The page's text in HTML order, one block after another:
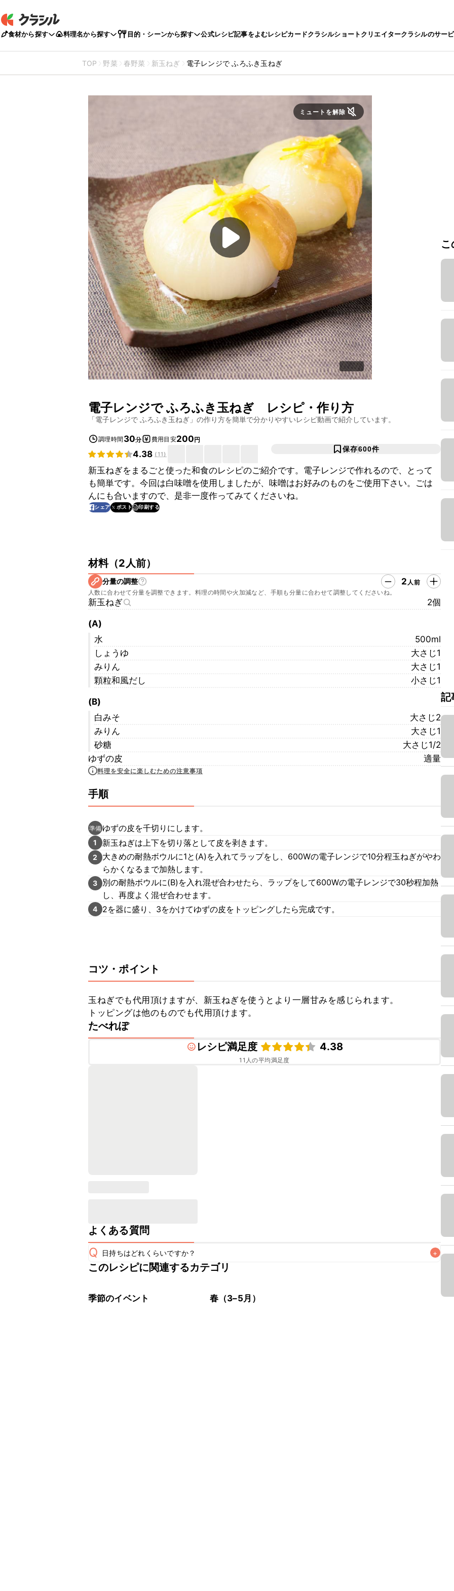
食材から探す 料理名から探す 目的・シーンから探す 公式レシピ記事をよむレシピカードクラシルショートクリエイタークラシルのサー
TOP 野菜 春野菜 新玉ねぎ 電子レンジで ふろふき玉ねぎ
ミュートを解除
電子レンジで ふろふき玉ねぎ レシピ・作り方
「電子レンジで ふろふき玉ねぎ 」の作り方を簡単で分かりやすいレシピ動画で紹介しています。
調理時間 30分 費用目安200円
4.38 (11)
保存600件
新玉ねぎをまるごと使った和食のレシピのご紹介です。電子レンジで作れるので、とって
も簡単です。今回は白味噌を使用しましたが、味噌はお好みのものをご使用下さい。ごは
んにも合いますので、是非一度作ってみてくださいね。
シェア ポスト 印刷する
材料（2人前）
分量の調整 2 人前
人数に合わせて分量を調整できます。料理の時間や火加減など、手順も分量に合わせて調整してくださいね。
新玉ねぎ 2個
(A)
水
500ml
しょうゆ
大さじ1
みりん
大さじ1
顆粒和風だし
小さじ1
(B)
白みそ
大さじ2
みりん
大さじ1
砂糖
大さじ1/2
ゆずの皮
適量
料理を安全に楽しむための注意事項
手順
準備 ゆずの皮を千切りにします。
1 新玉ねぎは上下を切り落として皮を剥きます。
2
大きめの耐熱ボウルに1と(A)を入れてラップをし、600Wの電子レンジで10分程玉ねぎがやわ
らかくなるまで加熱します。
3
別の耐熱ボウルに(B)を入れ混ぜ合わせたら、ラップをして600Wの電子レンジで30秒程加熱
し、再度よく混ぜ合わせます。
4 2を器に盛り、3をかけてゆずの皮をトッピングしたら完成です。
コツ・ポイント
玉ねぎでも代用頂けますが、新玉ねぎを使うとより一層甘みを感じられます。
トッピングは他のものでも代用頂けます。
たべれぽ
レシピ満足度
4.38
11 人の平均満足度
よくある質問
Q 日持ちはどれくらいですか？ +
保存期間は冷蔵で翌日中が目安です。なるべくお早めにお召し上がりください。
※日持ちは目安です。
このレシピに関連するカテゴリ
季節のイベント 春（3–5月）
記